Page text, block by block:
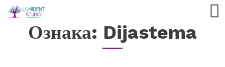
Ознака: Dijastema